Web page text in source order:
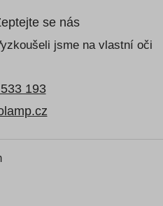
se nás
jsme na vlastní oči
193